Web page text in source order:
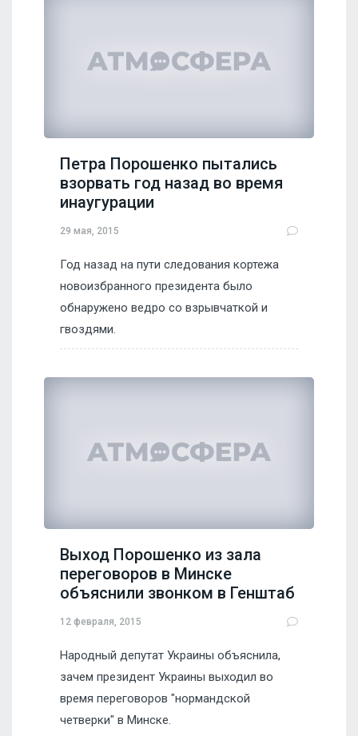
Петра Порошенко пытались
взорвать год назад во время
инаугурации
29 мая, 2015
Год назад на пути следования кортежа
новоизбранного президента было
обнаружено ведро со взрывчаткой и
гвоздями.
Выход Порошенко из зала
переговоров в Минске
объяснили звонком в Генштаб
12 февраля, 2015
Народный депутат Украины объяснила,
зачем президент Украины выходил во
время переговоров "нормандской
четверки" в Минске.